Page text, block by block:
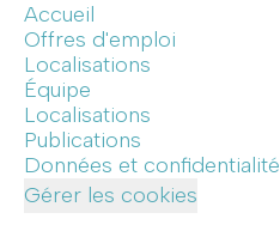
Accueil
Offres d'emploi
Localisations
Équipe
Localisations
Publications
Données et confidentialité
Gérer les cookies